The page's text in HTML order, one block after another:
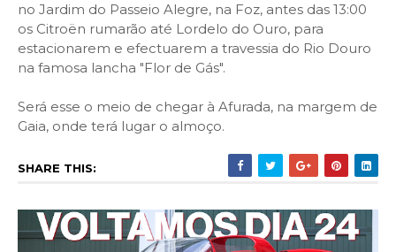
no Jardim do Passeio Alegre, na Foz, antes das 13:00
os Citroën rumarão até Lordelo do Ouro, para
estacionarem e efectuarem a travessia do Rio Douro
na famosa lancha "Flor de Gás".
Será esse o meio de chegar à Afurada, na margem de
Gaia, onde terá lugar o almoço.
SHARE THIS: